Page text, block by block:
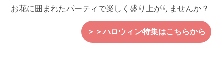
お花に囲まれたパーティで楽しく盛り上がりませんか？
＞＞ハロウィン特集はこちらから